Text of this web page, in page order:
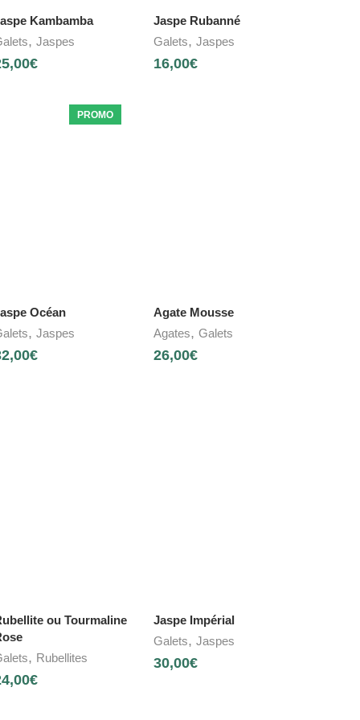
Kambamba
, Jaspes
€
Jaspe Rubanné
Galets,Jaspes
16,00€
PROMO
Océan
, Jaspes
€
Agate Mousse
Agates,Galets
26,00€
ou Tourmaline
, Rubellites
€
Jaspe Impérial
Galets,Jaspes
30,00€